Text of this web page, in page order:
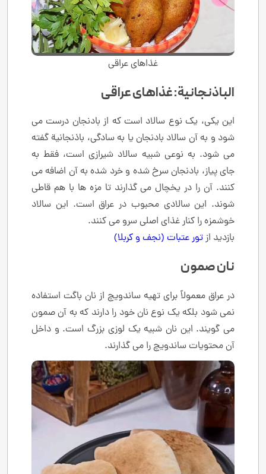
غذاهای عراقی
الباذنجانیة: غذاهای عراقی
این یکی، یک نوع سالاد است که از بادنجان درست می
شود و به آن سالاد بادنجان یا به سادگی، باذنجانیة گفته
می شود. به نوعی شبیه سالاد شیرازی است، فقط به
جای پیاز، بادنجان سرخ شده و خرد شده به آن اضافه می
کنند. آن را در یخچال می گذارند تا مزه ها با هم قاطی
شوند. این سالادی محبوب در عراق است. این سالاد
خوشمزه را کنار غذای اصلی سرو می کنند.
بازدید ازتور عتبات (نجف و کربلا)
نان صمون
در عراق معمولاً برای تهیه ساندویچ از نان باگت استفاده
نمی شود بلکه یک نوع نان خود را دارند که به آن صمون
می گویند. این نان شبیه یک لوزی بزرگ است. و داخل
آن محتویات ساندویچ را می گذارند.